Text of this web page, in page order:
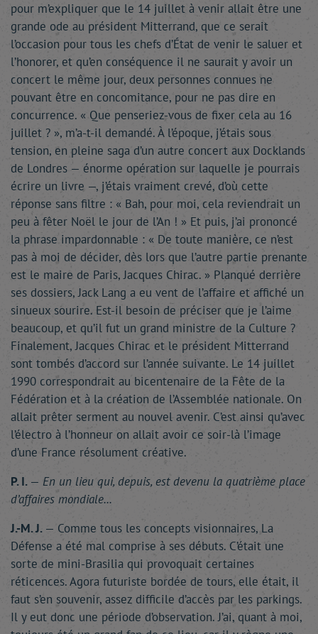
pour m’expliquer que le 14 juillet à venir allait être une
grande ode au président Mitterrand, que ce serait
l’occasion pour tous les chefs d’État de venir le saluer et
l’honorer, et qu’en conséquence il ne saurait y avoir un
concert le même jour, deux personnes connues ne
pouvant être en concomitance, pour ne pas dire en
concurrence. « Que penseriez-vous de fixer cela au 16
juillet ? », m’a-t-il demandé. À l’époque, j’étais sous
tension, en pleine saga d’un autre concert aux Docklands
de Londres — énorme opération sur laquelle je pourrais
écrire un livre —, j’étais vraiment crevé, d’où cette
réponse sans filtre : « Bah, pour moi, cela reviendrait un
peu à fêter Noël le jour de l’An ! » Et puis, j’ai prononcé
la phrase impardonnable : « De toute manière, ce n’est
pas à moi de décider, dès lors que l’autre partie prenante
est le maire de Paris, Jacques Chirac. » Planqué derrière
ses dossiers, Jack Lang a eu vent de l’affaire et affiché un
sinueux sourire. Est-il besoin de préciser que je l’aime
beaucoup, et qu’il fut un grand ministre de la Culture ?
Finalement, Jacques Chirac et le président Mitterrand
sont tombés d’accord sur l’année suivante. Le 14 juillet
1990 correspondrait au bicentenaire de la Fête de la
Fédération et à la création de l’Assemblée nationale. On
allait prêter serment au nouvel avenir. C’est ainsi qu’avec
l’électro à l’honneur on allait avoir ce soir-là l’image
d’une France résolument créative.
P. I. — En un lieu qui, depuis, est devenu la quatrième place
d’affaires mondiale...
J.-M. J. — Comme tous les concepts visionnaires, La
Défense a été mal comprise à ses débuts. C’était une
sorte de mini-Brasilia qui provoquait certaines
réticences. Agora futuriste bordée de tours, elle était, il
faut s’en souvenir, assez difficile d’accès par les parkings.
Il y eut donc une période d’observation. J’ai, quant à moi,